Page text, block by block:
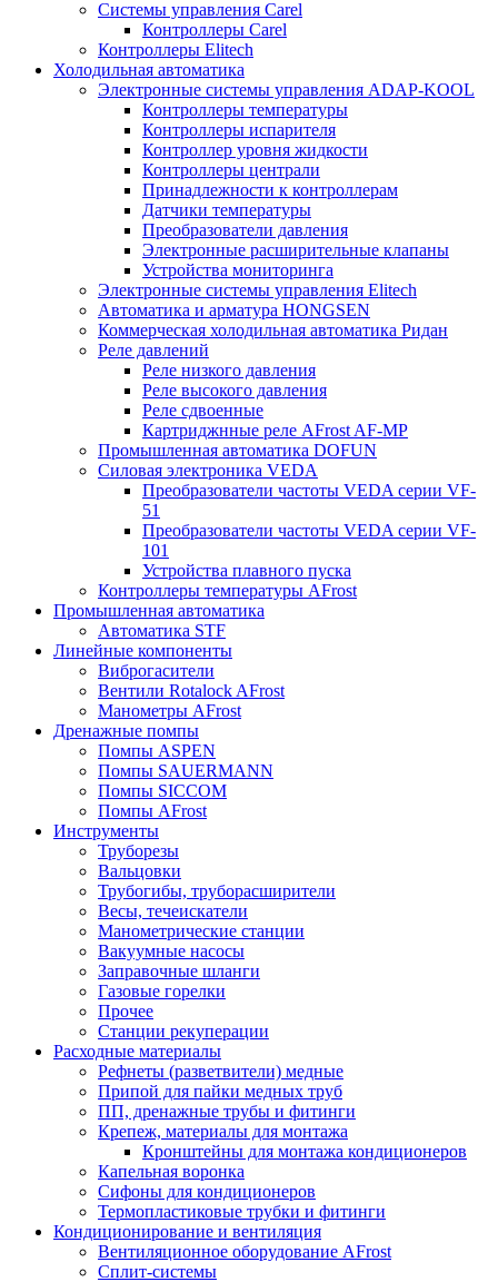
Системы управления Carel
Контроллеры Carel
Контроллеры Elitech
Холодильная автоматика
Электронные системы управления ADAP-KOOL
Контроллеры температуры
Контроллеры испарителя
Контроллер уровня жидкости
Контроллеры централи
Принадлежности к контроллерам
Датчики температуры
Преобразователи давления
Электронные расширительные клапаны
Устройства мониторинга
Электронные системы управления Elitech
Автоматика и арматура HONGSEN
Коммерческая холодильная автоматика Ридан
Реле давлений
Реле низкого давления
Реле высокого давления
Реле сдвоенные
Картриджнные реле AFrost AF-MP
Промышленная автоматика DOFUN
Силовая электроника VEDA
Преобразователи частоты VEDA серии VF-
51
Преобразователи частоты VEDA серии VF-
101
Устройства плавного пуска
Контроллеры температуры AFrost
Промышленная автоматика
Автоматика STF
Линейные компоненты
Виброгасители
Вентили Rotalock AFrost
Манометры AFrost
Дренажные помпы
Помпы ASPEN
Помпы SAUERMANN
Помпы SICCOM
Помпы AFrost
Инструменты
Труборезы
Вальцовки
Трубогибы, труборасширители
Весы, течеискатели
Манометрические станции
Вакуумные насосы
Заправочные шланги
Газовые горелки
Прочее
Станции рекуперации
Расходные материалы
Рефнеты (разветвители) медные
Припой для пайки медных труб
ПП, дренажные трубы и фитинги
Крепеж, материалы для монтажа
Кронштейны для монтажа кондиционеров
Капельная воронка
Сифоны для кондиционеров
Термопластиковые трубки и фитинги
Кондиционирование и вентиляция
Вентиляционное оборудование AFrost
Сплит-системы